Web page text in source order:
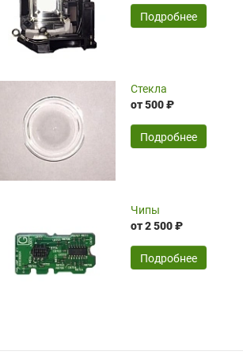
временные затраты по достаточно
оптимизированной стоимости, чему
чрезмерно благодарны!)))
SERGEY FOURSOV,24.04.2026
широкий ассортимент ламп, как оригиналов,
так и аналогов.Быстрое оформление и
передача в доставку, приемлемые цены. Мне
понравилось.
Читать полностью
16.04.2026
Подробнее
Стекла
от 500 ₽
Подробнее
Чипы
от 2 500 ₽
Подробнее